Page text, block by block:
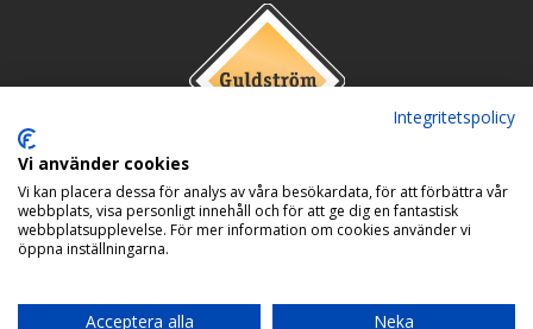
Integritetspolicy
Vi använder cookies
Vi kan placera dessa för analys av våra besökardata, för att förbättra vår
webbplats, visa personligt innehåll och för att ge dig en fantastisk
webbplatsupplevelse. För mer information om cookies använder vi
öppna inställningarna.
Acceptera alla Neka